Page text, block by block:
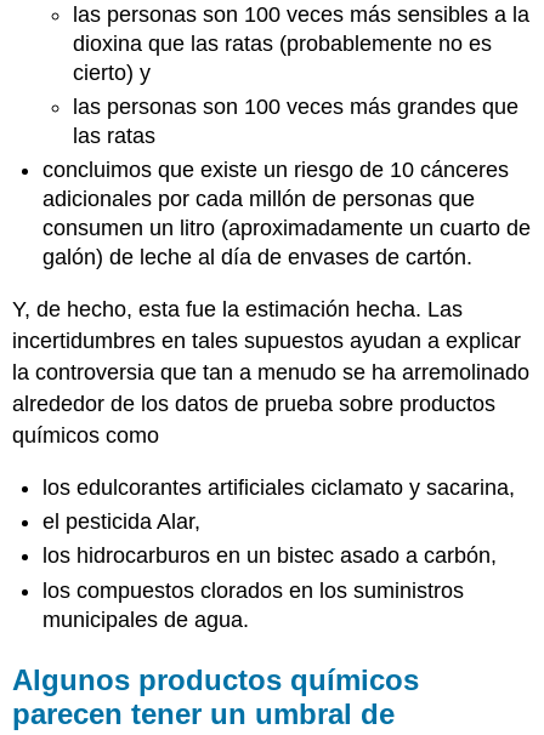
las personas son 100 veces más sensibles a la
dioxina que las ratas (probablemente no es
cierto) y
las personas son 100 veces más grandes que
las ratas
concluimos que existe un riesgo de 10 cánceres
adicionales por cada millón de personas que
consumen un litro (aproximadamente un cuarto de
galón) de leche al día de envases de cartón.
Y, de hecho, esta fue la estimación hecha. Las
incertidumbres en tales supuestos ayudan a explicar
la controversia que tan a menudo se ha arremolinado
alrededor de los datos de prueba sobre productos
químicos como
los edulcorantes artificiales ciclamato y sacarina,
el pesticida Alar,
los hidrocarburos en un bistec asado a carbón,
los compuestos clorados en los suministros
municipales de agua.
Algunos productos químicos
parecen tener un umbral de